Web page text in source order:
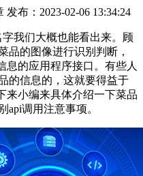
发布： 2023-02-06 13:34:24
我们大概也能看出来。顾
品的图像进行识别判断，
息的应用程序接口。有些人
的信息的，这就要得益于
来小编来具体介绍一下菜品
api调用注意事项。